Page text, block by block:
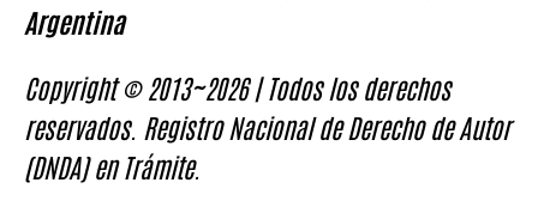
Argentina
Copyright © 2013~2026 | Todos los derechos
reservados. Registro Nacional de Derecho de Autor
(DNDA) en Trámite.